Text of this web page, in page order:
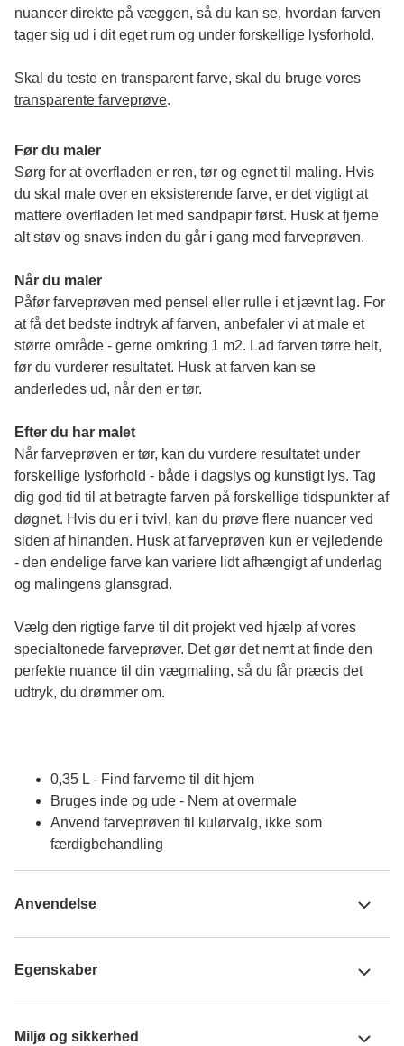
nuancer direkte på væggen, så du kan se, hvordan farven
tager sig ud i dit eget rum og under forskellige lysforhold.
transparente farveprøve.
Før du maler
Sørg for at overfladen er ren, tør og egnet til maling. Hvis
du skal male over en eksisterende farve, er det vigtigt at
mattere overfladen let med sandpapir først. Husk at fjerne
alt støv og snavs inden du går i gang med farveprøven.
Når du maler
Påfør farveprøven med pensel eller rulle i et jævnt lag. For
at få det bedste indtryk af farven, anbefaler vi at male et
større område - gerne omkring 1 m2. Lad farven tørre helt,
før du vurderer resultatet. Husk at farven kan se
anderledes ud, når den er tør.
Efter du har malet
Når farveprøven er tør, kan du vurdere resultatet under
forskellige lysforhold - både i dagslys og kunstigt lys. Tag
dig god tid til at betragte farven på forskellige tidspunkter af
døgnet. Hvis du er i tvivl, kan du prøve flere nuancer ved
siden af hinanden. Husk at farveprøven kun er vejledende
- den endelige farve kan variere lidt afhængigt af underlag
og malingens glansgrad.
Vælg den rigtige farve til dit projekt ved hjælp af vores
specialtonede farveprøver. Det gør det nemt at finde den
perfekte nuance til din vægmaling, så du får præcis det
udtryk, du drømmer om.
0,35 L - Find farverne til dit hjem
Bruges inde og ude - Nem at overmale
Anvend farveprøven til kulørvalg, ikke som
færdigbehandling
Anvendelse
Egenskaber
Miljø og sikkerhed